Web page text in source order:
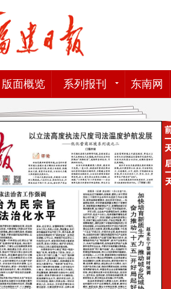
版面概览 系列报刊 东南网